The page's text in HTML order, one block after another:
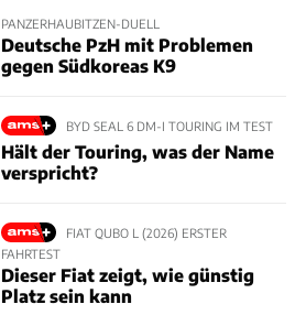
PANZERHAUBITZEN-DUELL
Deutsche PzH mit Problemen
gegen Südkoreas K9
BYD SEAL 6 DM-I TOURING IM TEST
Hält der Touring, was der Name
verspricht?
FIAT QUBO L (2026) ERSTER
FAHRTEST
Dieser Fiat zeigt, wie günstig
Platz sein kann